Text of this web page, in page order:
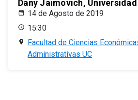
Dany Jaimovich,
14 de Agosto de 2019
15:30
Facultad de Ciencias
Administrativas UC